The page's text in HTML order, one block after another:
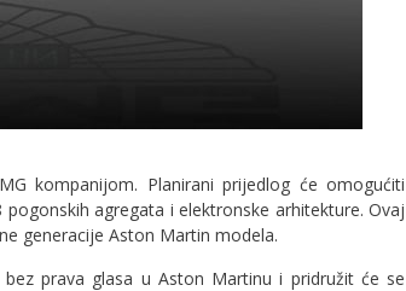
kompanijom. Planirani prijedlog će omogućiti
agregata i elektronske arhitekture. Ovaj
generacije Aston Martin modela.
prava glasa u Aston Martinu i pridružit će se